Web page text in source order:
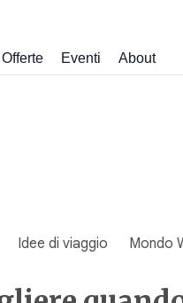
Offerte Eventi About
Idee di viaggio Mondo